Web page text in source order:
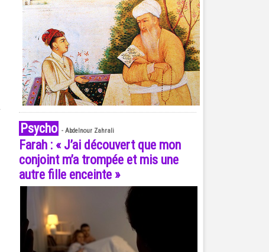
Psycho - Abdelnour Zahrali
Farah : « J’ai découvert que mon
conjoint m’a trompée et mis une
autre fille enceinte »